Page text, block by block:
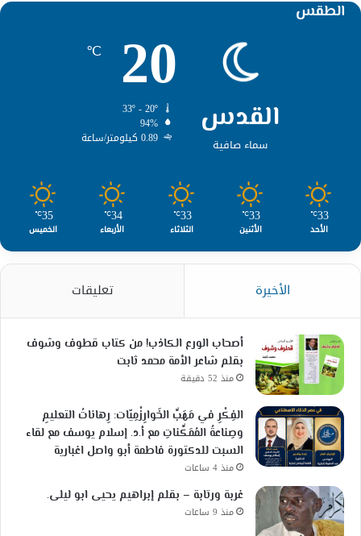
الطقس
القدس
سماء صافية
20
℃
94%
0.89 كيلومتر/ساعة
33
℃
الأحد
33
℃
الأثنين
33
℃
الثلاثاء
34
℃
الأربعاء
35
℃
الخميس
الأخيرة تعليقات
أصحاب الورع الكاذب! من كتاب قطوف وشوف
بقلم شاعر الأمة محمد ثابت
منذ 52 دقيقة
الفِكْرِ في مَهَبِّ الخَوارِزْمِيّات: رِهاناتُ التعليمِ
وصِناعةُ المُمَكِّناتِ مع أ.د. إسلام يوسف مع لقاء
السبت للدكتورة فاطمة أبو واصل اغبارية
منذ 4 ساعات
غربة ورتابة – بقلم إبراهيم يحيى ابو ليلى.
منذ 9 ساعات